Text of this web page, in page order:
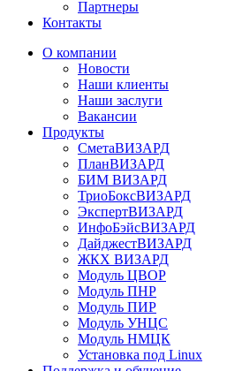
Партнеры
Контакты
О компании
Новости
Наши клиенты
Наши заслуги
Вакансии
Продукты
СметаВИЗАРД
ПланВИЗАРД
БИМ ВИЗАРД
ТриоБоксВИЗАРД
ЭкспертВИЗАРД
ИнфоБэйсВИЗАРД
ДайджестВИЗАРД
ЖКХ ВИЗАРД
Модуль ЦВОР
Модуль ПНР
Модуль ПИР
Модуль УНЦС
Модуль НМЦК
Установка под Linux